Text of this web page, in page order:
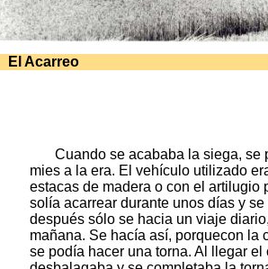
El Acarreo
Cuando se acababa la siega, se
mies a la era. El vehículo utilizado
estacas de madera o con el artilugio
solía acarrear durante unos días y
después sólo se hacia un viaje
mañana. Se hacía así, porquecon la
se podía hacer una torna. Al llegar